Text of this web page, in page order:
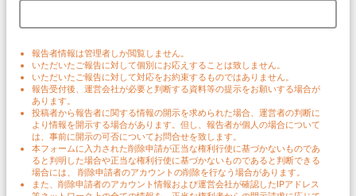
報告者情報は管理者しか閲覧しません。
いただいたご報告に対して個別にお応えすることは致しません。
いただいたご報告に対して対応をお約束するものではありません。
報告受付後、運営会社が必要と判断する資料等の提示をお願いする場合が
あります。
投稿者から報告者に関する情報の開示を求められた場合、運営者の判断に
より情報を開示する場合があります。但し、報告者が個人の場合について
は、事前に開示の可否についてお問合せを致します。
本フォームに入力された削除申請が正当な権利行使に基づかないものであ
ると判明した場合や正当な権利行使に基づかないものであると判断できる
場合には、 削除申請者のアカウントの削除を行なう場合があります。
また、削除申請者のアカウント情報および運営会社が確認したIPアドレス